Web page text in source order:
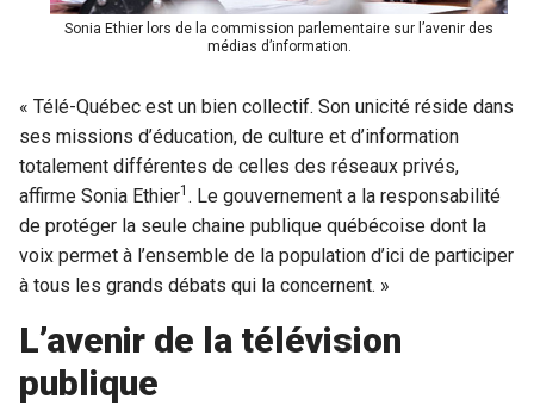
Sonia Ethier lors de la commission parlementaire sur l’avenir des
médias d’information.
« Télé-Québec est un bien collectif. Son unicité réside dans
ses missions d’éducation, de culture et d’information
totalement différentes de celles des réseaux privés,
affirme Sonia Ethier1 . Le gouvernement a la responsabilité
de protéger la seule chaine publique québécoise dont la
voix permet à l’ensemble de la population d’ici de participer
à tous les grands débats qui la concernent. »
L’avenir de la télévision
publique